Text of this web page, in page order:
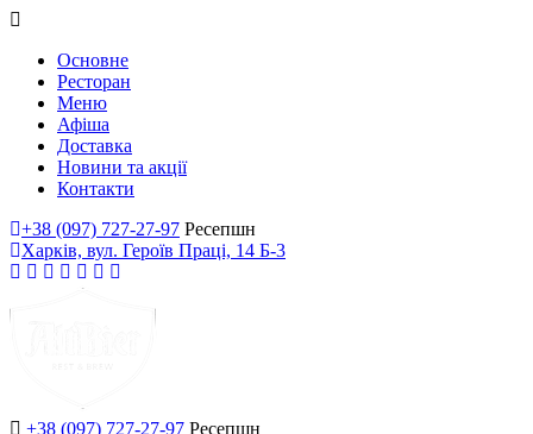
Основне
Ресторан
Меню
Афіша
Доставка
Новини та акції
Контакти
+38 (097) 727-27-97 Ресепшн
Харків, вул. Героїв Праці, 14 Б-3
+38 (097) 727-27-97 Ресепшн